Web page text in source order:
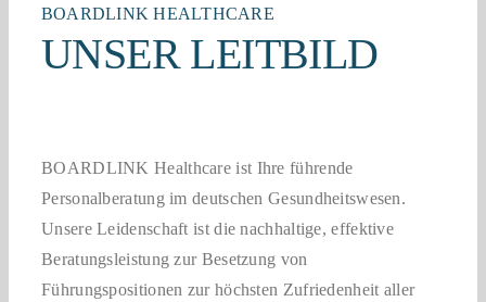
Karriereportal
BOARDLINK HEALTHCARE
UNSER LEITBILD
BOARDLINK Healthcare ist Ihre führende
Personalberatung im deutschen Gesundheitswesen.
Unsere Leidenschaft ist die nachhaltige, effektive
Beratungsleistung zur Besetzung von
Führungspositionen zur höchsten Zufriedenheit aller